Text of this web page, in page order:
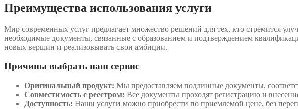
Преимущества использования услуги
Мир современных услуг предлагает множество решений для тех, кто стремится
необходимые документы, связанные с образованием и подтверждением
новых вершин и реализовывать свои амбиции.
Причины выбрать наш сервис
Оригинальный продукт: Мы предоставляем подлинные документы,
Совместимость с реестром: Все документы проходят регистрацию и
Доступность: Наши услуги можно приобрести по приемлемой цене, без